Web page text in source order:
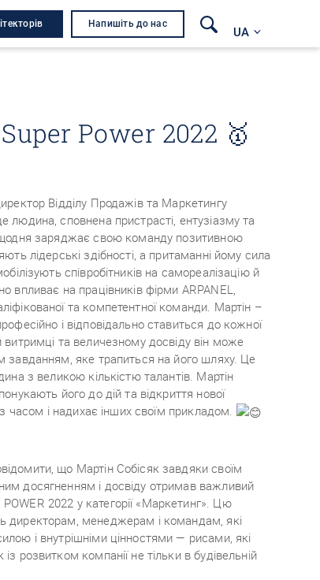
Напишіть до нас
UA
Power 2022 🥇
Відділу Продажів та Маркетингу
людина, сповнена пристрасті, ентузіазму та
щодня заряджає свою команду позитивною
лідерські здібності, а притаманні йому сила
співробітників на самореалізацію й
впливає на працівників фірми ARPANEL,
та компетентної команди. Мартін –
і відповідально ставиться до кожної
витримці та величезному досвіду він може
завданням, яке трапиться на його шляху. Це
з великою кількістю талантів. Мартін
його до дій та відкриття нової
з часом і надихає інших своїм прикладом.
що Мартін Собісяк завдяки своїм
досягненням і досвіду отримав важливий
2022 у категорії «Маркетинг». Цю
директорам, менеджерам і командам, які
і внутрішніми цінностями ― рисами, які
розвитком компанії не тільки в будівельній